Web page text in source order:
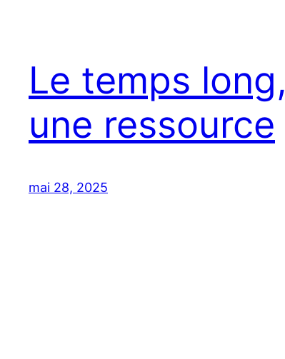
Le temps long,
une ressource
mai 28, 2025